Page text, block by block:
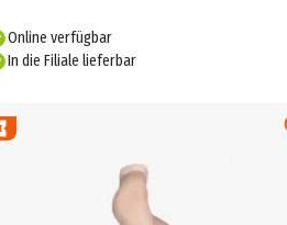
Online verfügbar
In die Filiale lieferbar